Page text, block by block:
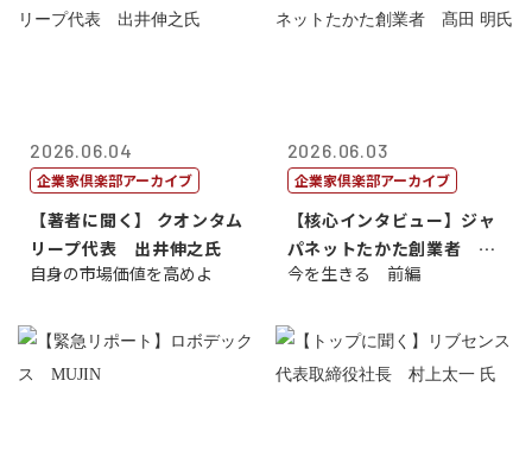
2026.06.04
企業家倶楽部アーカイブ
【著者に聞く】 クオンタム
リープ代表 出井伸之氏
自身の市場価値を高めよ
2026.06.03
企業家倶楽部アーカイブ
【核心インタビュー】ジャ
パネットたかた創業者 髙
田 明氏
今を生きる 前編